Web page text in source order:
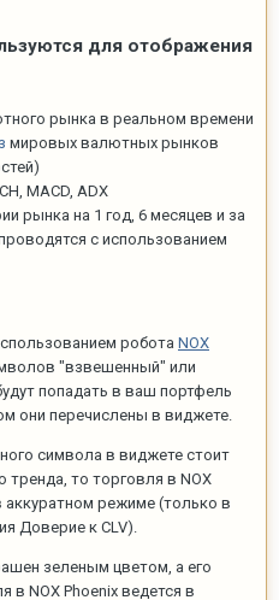
для отображения
рынка в реальном времени
мировых валютных рынков
MACD, ADX
рынка на 1 год, 6 месяцев и за
с использованием
робота NOX
"взвешенный" или
попадать в ваш портфель
они перечислены в виджете.
символа в виджете стоит
тренда, то торговля в NOX
аккуратном режиме (только в
Доверие к CLV).
зеленым цветом, а его
в NOX Phoenix ведется в